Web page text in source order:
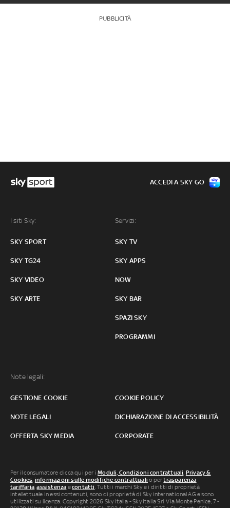
PUBBLICITÀ
I siti Sky:
SKY SPORT
SKY TG24
SKY VIDEO
SKY ARTE
Servizi:
SKY TV
SKY APPS
NOW
SKY BAR
SPAZI SKY
PROGRAMMI
Note legali:
GESTIONE COOKIE COOKIE POLICY
NOTE LEGALI DICHIARAZIONE DI ACCESSIBILITÀ
OFFERTA SKY MEDIA CORPORATE
ACCEDI A SKY GO
Per il consumatore clicca qui per iModuli, Condizioni contrattuali, Privacy &
Cookies, informazioni sulle modifiche contrattuali o pertrasparenza
tariffaria,assistenza econtatti. Tutti i marchi Sky e i diritti di proprietà
intellettuale in essi contenuti, sono di proprietà di Sky international AG e sono
utilizzati su licenza. Copyright 2026 Sky Italia - Sky Italia Srl Via Monte Penice, 7 -